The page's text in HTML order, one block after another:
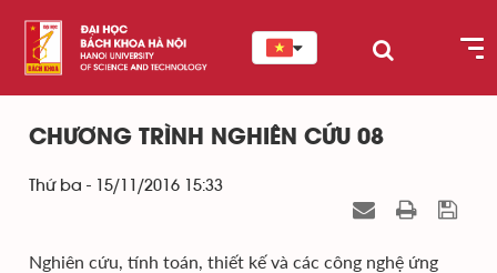
CHƯƠNG TRÌNH NGHIÊN CỨU 08
Thứ ba - 15/11/2016 15:33
Nghiên cứu, tính toán, thiết kế và các công nghệ ứng